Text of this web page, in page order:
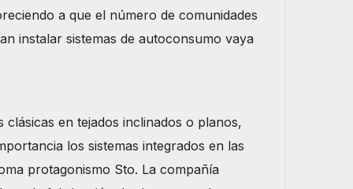
a que el número de comunidades
instalar sistemas de autoconsumo vaya
clásicas en tejados inclinados o planos,
los sistemas integrados en las
protagonismo Sto. La compañía